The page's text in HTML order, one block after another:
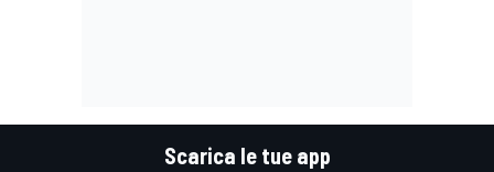
Scarica le tue app